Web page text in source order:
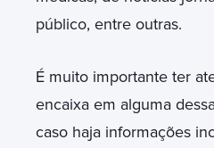
público, entre outras.
É muito importante ter
encaixa em alguma
caso haja informações